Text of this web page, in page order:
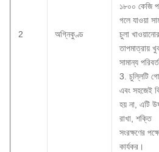
2 অগ্নিকুণ্ড
১৮০০ কেজি
গলে যাওয়া
চুলা
তাপমাত্রায়
সামান্য
3. চুল্লিটি
এবং সহজেই
হয় না, এটি
রাখা, শক্তি
সংরক্ষণের পক্ষে
কার্যকর।